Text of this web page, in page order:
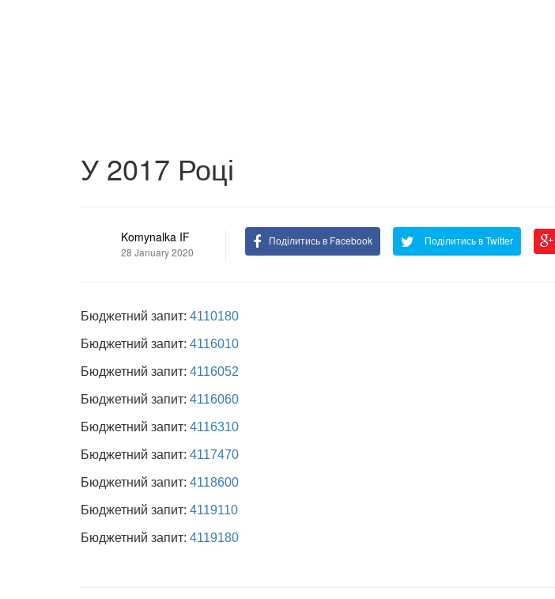
У 2017 Році
Komynalka IF
28 January 2020
Поділитись в Facebook Поділитись в Twitter
Бюджетний запит: 4110180
Бюджетний запит: 4116010
Бюджетний запит: 4116052
Бюджетний запит: 4116060
Бюджетний запит: 4116310
Бюджетний запит: 4117470
Бюджетний запит: 4118600
Бюджетний запит: 4119110
Бюджетний запит: 4119180